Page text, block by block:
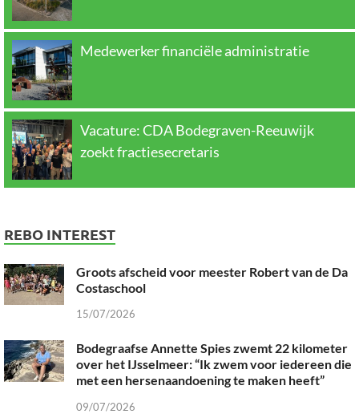
Medewerker financiële administratie
Vacature: CDA Bodegraven-Reeuwijk
zoekt fractiesecretaris
REBO INTEREST
Groots afscheid voor meester Robert van de Da
Costaschool
15/07/2026
Bodegraafse Annette Spies zwemt 22 kilometer
over het IJsselmeer: “Ik zwem voor iedereen die
met een hersenaandoening te maken heeft”
09/07/2026